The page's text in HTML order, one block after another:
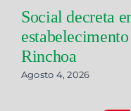
Social decreta
Rinchoa
Agosto 4, 2026